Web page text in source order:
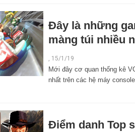
Đây là những
màng túi nhiều
, 15/1/19
Mới đây cơ quan thống kê
nhất trên các hệ máy
Điểm danh Top